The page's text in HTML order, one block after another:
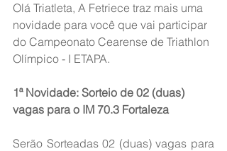
Olá Triatleta, A Fetriece traz mais uma
novidade para você que vai participar
do Campeonato Cearense de Triathlon
Olímpico - I ETAPA.
1ª Novidade: Sorteio de 02 (duas)
vagas para o IM 70.3 Fortaleza
Serão Sorteadas 02 (duas) vagas para